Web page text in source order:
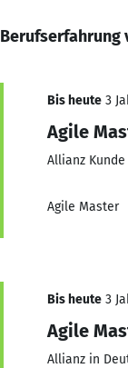
Berufserfahrung
Bis heute 3
Agile
Allianz
Agile Master
Bis heute 3
Agile
Allianz in